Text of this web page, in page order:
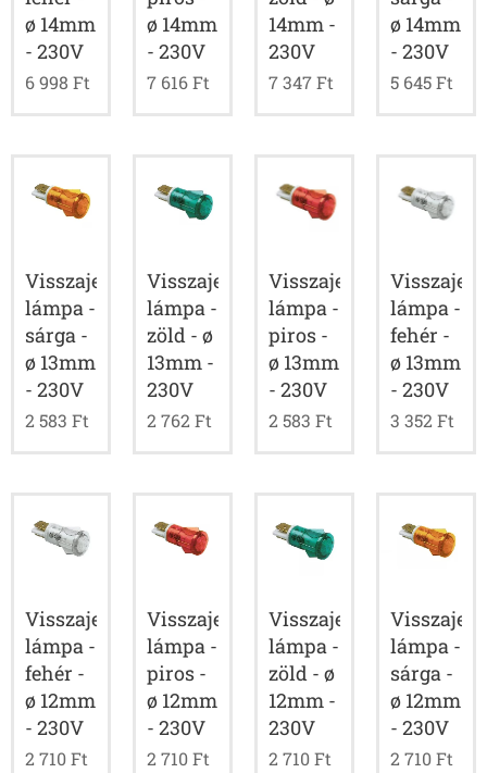
ø 14mm
- 230V
6 998 Ft
ø 14mm
- 230V
7 616Ft
14mm -
230V
7 347Ft
ø 14mm
- 230V
5 645Ft
Visszajelző
lámpa -
sárga -
ø 13mm
- 230V
2 583 Ft
Visszajelző
lámpa -
zöld - ø
13mm -
230V
2 762 Ft
Visszajelző
lámpa -
piros -
ø 13mm
- 230V
2 583 Ft
lámpa -
fehér -
ø 13mm
- 230V
3 352 Ft
Visszajelző
lámpa -
fehér -
ø 12mm
- 230V
2 710Ft
Visszajelző
lámpa -
piros -
ø 12mm
- 230V
2 710Ft
Visszajelző
lámpa -
zöld - ø
12mm -
230V
2 710Ft
lámpa -
sárga -
ø 12mm
- 230V
2 710Ft